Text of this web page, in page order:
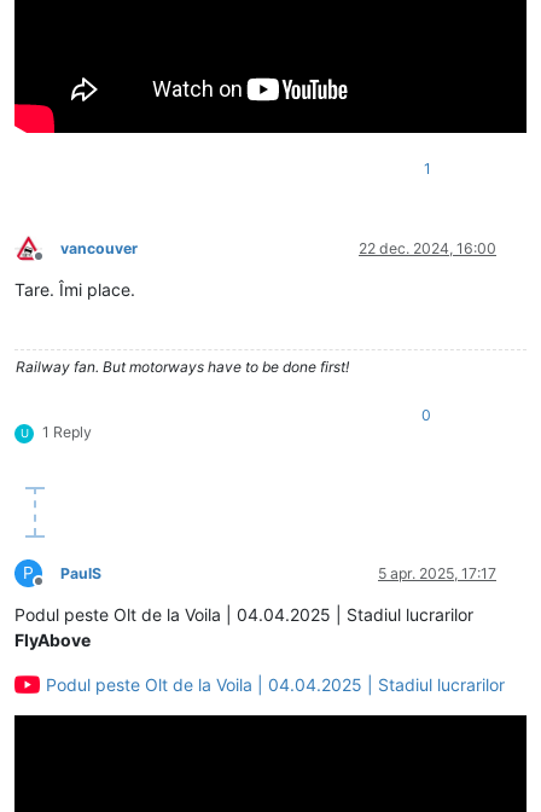
1
Deconectat
vancouver 22 dec. 2024, 16:00
Tare. Îmi place.
Railway fan. But motorways have to be done first!
U 1 Reply
0
P
Deconectat
PaulS 5 apr. 2025, 17:17
Podul peste Olt de la Voila | 04.04.2025 | Stadiul lucrarilor
FlyAbove
Podul peste Olt de la Voila | 04.04.2025 | Stadiul lucrarilor